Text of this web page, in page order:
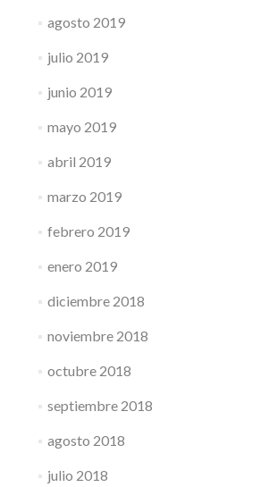
agosto 2019
julio 2019
junio 2019
mayo 2019
abril 2019
marzo 2019
febrero 2019
enero 2019
diciembre 2018
noviembre 2018
octubre 2018
septiembre 2018
agosto 2018
julio 2018